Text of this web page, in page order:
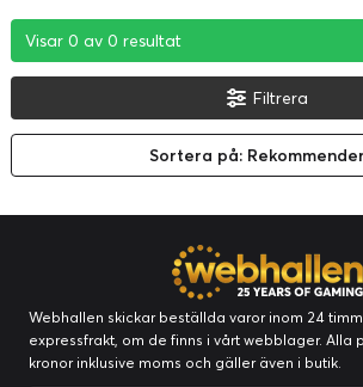
Visar 0 av 0 resultat
Visar 0 av 0 resultat
Visar 0 av 0 resultat
Filtrera
Sortera på:
Webhallen skickar beställda varor inom 24
expressfrakt, om de finns i vårt webblager. Alla
kronor inklusive moms och gäller även i butik.